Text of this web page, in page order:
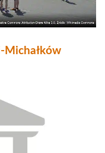
Michałków